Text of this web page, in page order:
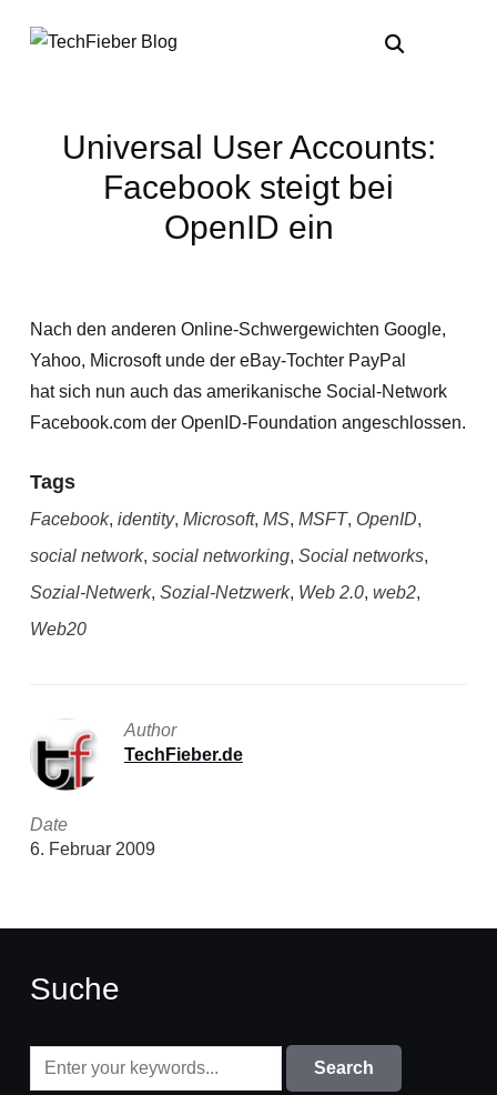
Universal User Accounts:
Facebook steigt bei
OpenID ein
Nach den anderen Online-Schwergewichten Google,
Yahoo, Microsoft unde der eBay-Tochter PayPal
hat sich nun auch das amerikanische Social-Network
Facebook.com der OpenID-Foundation angeschlossen.
Tags
Facebook, identity, Microsoft, MS, MSFT, OpenID,
social network, social networking, Social networks,
Sozial-Netwerk, Sozial-Netzwerk, Web 2.0, web2,
Web20
Author
TechFieber.de
Date
6. Februar 2009
Suche